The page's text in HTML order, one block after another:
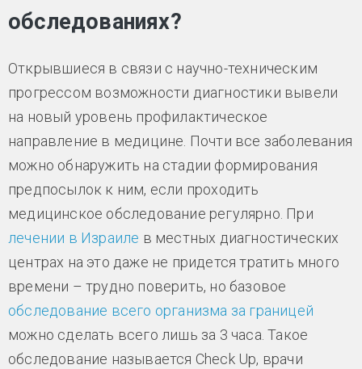
обследованиях?
Открывшиеся в связи с научно-техническим
прогрессом возможности диагностики вывели
на новый уровень профилактическое
направление в медицине. Почти все заболевания
можно обнаружить на стадии формирования
предпосылок к ним, если проходить
медицинское обследование регулярно. При
лечении в Израиле в местных диагностических
центрах на это даже не придется тратить много
времени – трудно поверить, но базовое
обследование всего организма за границей
можно сделать всего лишь за 3 часа. Такое
обследование называется Check Up, врачи